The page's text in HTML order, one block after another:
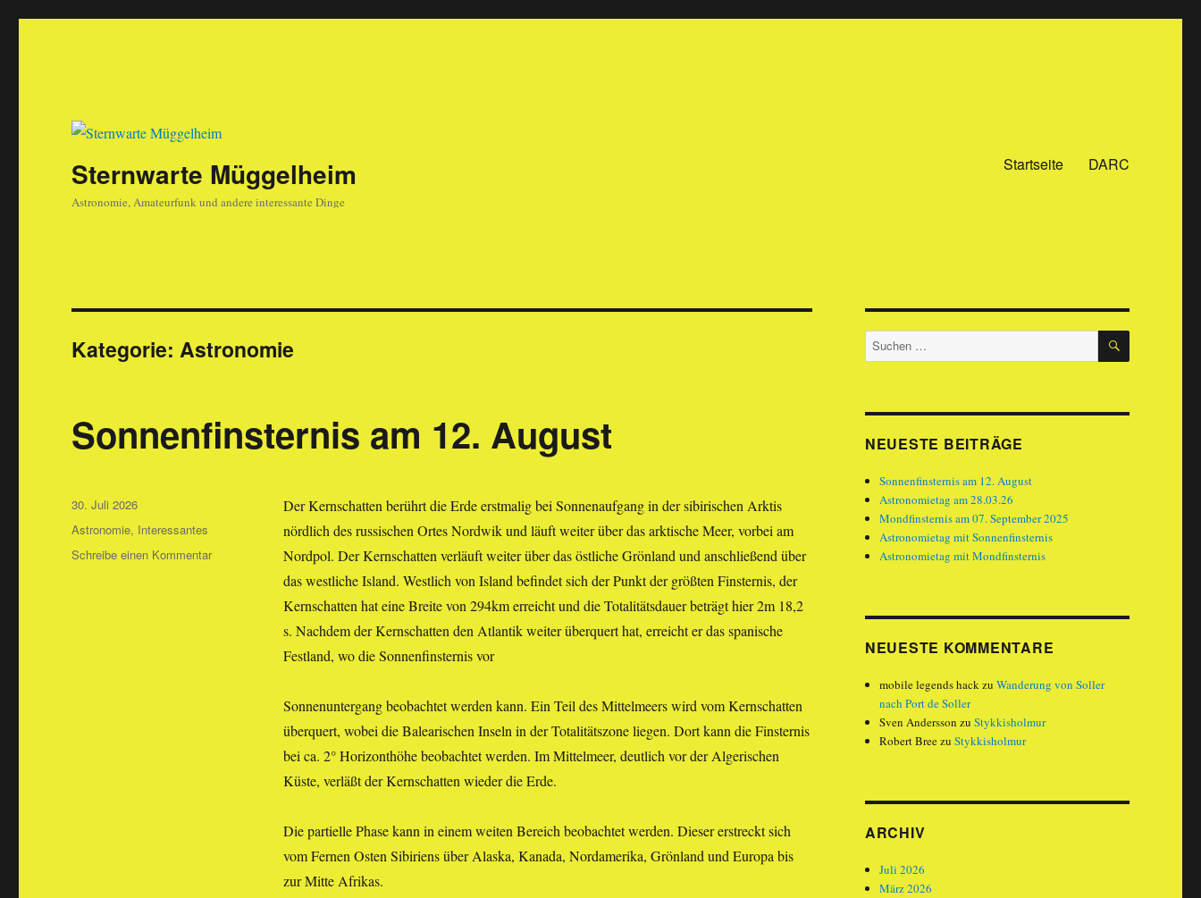
Sternwarte Müggelheim
Astronomie, Amateurfunk und andere interessante Dinge
Startseite DARC
Kategorie:Astronomie
Sonnenfinsternis am 12. August
Der Kernschatten berührt die Erde erstmalig bei Sonnenaufgang in der sibirischen Arktis
nördlich des russischen Ortes Nordwik und läuft weiter über das arktische Meer, vorbei am
Nordpol. Der Kernschatten verläuft weiter über das östliche Grönland und anschließend über
das westliche Island. Westlich von Island befindet sich der Punkt der größten Finsternis, der
Kernschatten hat eine Breite von 294km erreicht und die Totalitätsdauer beträgt hier 2m 18,2
s. Nachdem der Kernschatten den Atlantik weiter überquert hat, erreicht er das spanische
Festland, wo die Sonnenfinsternis vor
Sonnenuntergang beobachtet werden kann. Ein Teil des Mittelmeers wird vom Kernschatten
überquert, wobei die Balearischen Inseln in der Totalitätszone liegen. Dort kann die Finsternis
bei ca. 2° Horizonthöhe beobachtet werden. Im Mittelmeer, deutlich vor der Algerischen
Küste, verläßt der Kernschatten wieder die Erde.
Die partielle Phase kann in einem weiten Bereich beobachtet werden. Dieser erstreckt sich
vom Fernen Osten Sibiriens über Alaska, Kanada, Nordamerika, Grönland und Europa bis
zur Mitte Afrikas.
Veröffentlicht
am
30. Juli 2026
Kategorien
Astronomie, Interessantes
Schreibe einen Kommentarzu
Sonnenfinsternis
Suchen
nach:
SUCHEN
NEUESTE BEITRÄGE
Sonnenfinsternis am 12. August
Astronomietag am 28.03.26
Mondfinsternis am 07. September 2025
Astronomietag mit Sonnenfinsternis
Astronomietag mit Mondfinsternis
NEUESTE KOMMENTARE
mobile legends hackzuWanderung von Soller
nach Port de Soller
Sven Andersson zuStykkisholmur
Robert BreezuStykkisholmur
ARCHIV
Juli 2026
März 2026